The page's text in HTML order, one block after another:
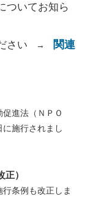
ついてお知ら
さい →
関連
進法（ＮＰＯ
施行されまし
）
条例も改正しま